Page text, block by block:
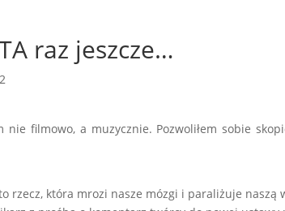
raz jeszcze…
nie filmowo, a muzycznie. Pozwoliłem sobie
rzecz, która mrozi nasze mózgi i paraliżuje